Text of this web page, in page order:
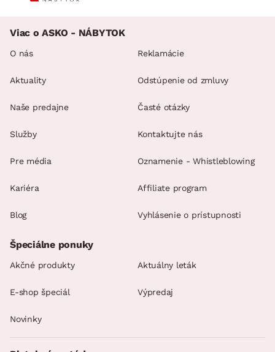
Viac o ASKO - NÁBYTOK
O nás
Aktuality
Naše predajne
Služby
Pre média
Kariéra
Blog
Reklamácie
Odstúpenie od zmluvy
Časté otázky
Kontaktujte nás
Oznamenie - Whistleblowing
Affiliate program
Vyhlásenie o prístupnosti
Špeciálne ponuky
Akčné produkty Aktuálny leták
E-shop špeciál Výpredaj
Novinky